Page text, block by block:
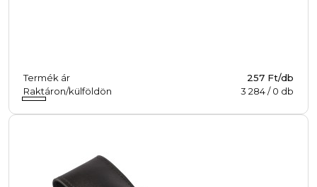
Termék ár
257 Ft/db
Raktáron/külföldön
3 284/0 db